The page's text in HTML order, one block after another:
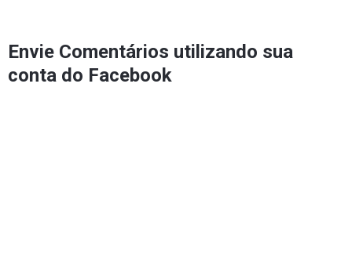
Envie Comentários utilizando sua
conta do Facebook